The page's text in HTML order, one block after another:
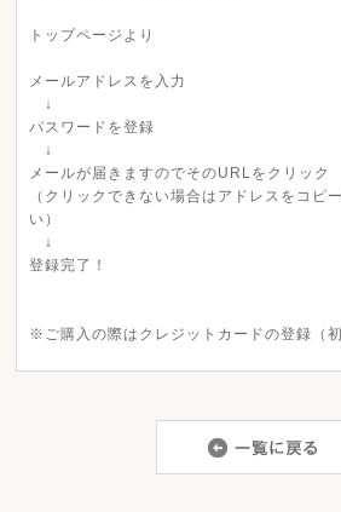
トップページより
メールアドレスを入力
↓
パスワードを登録
↓
メールが届きますのでそのURLをクリック
（クリックできない場合はアドレスをコピ
い）
↓
登録完了！
※ご購入の際はクレジットカードの登録（